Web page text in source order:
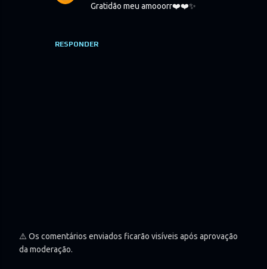
RESPONDER
Gratidão meu amooorr❤️❤️✨
P
⚠️ Os comentários enviados ficarão visíveis após aprovação
da moderação.